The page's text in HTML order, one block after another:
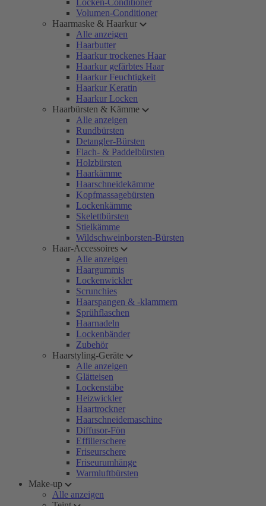
Locken-Conditioner
Volumen-Conditioner
Haarmaske & Haarkur
Alle anzeigen
Haarbutter
Haarkur trockenes Haar
Haarkur gefärbtes Haar
Haarkur Feuchtigkeit
Haarkur Keratin
Haarkur Locken
Haarbürsten & Kämme
Alle anzeigen
Rundbürsten
Detangler-Bürsten
Flach- & Paddelbürsten
Holzbürsten
Haarkämme
Haarschneidekämme
Kopfmassagebürsten
Lockenkämme
Skelettbürsten
Stielkämme
Wildschweinborsten-Bürsten
Haar-Accessoires
Alle anzeigen
Haargummis
Lockenwickler
Scrunchies
Haarspangen & -klammern
Sprühflaschen
Haarnadeln
Lockenbänder
Zubehör
Haarstyling-Geräte
Alle anzeigen
Glätteisen
Lockenstäbe
Heizwickler
Haartrockner
Haarschneidemaschine
Diffusor-Fön
Effilierschere
Friseurschere
Friseurumhänge
Warmluftbürsten
Make-up
Alle anzeigen